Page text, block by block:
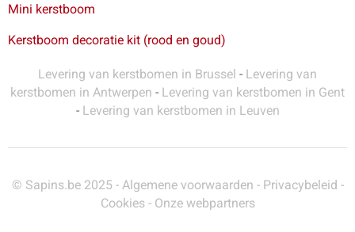
Mini kerstboom
Kerstboom decoratie kit (rood en goud)
Levering van kerstbomen in Brussel - Levering van
kerstbomen in Antwerpen - Levering van kerstbomen in Gent
- Levering van kerstbomen in Leuven
© Sapins.be 2025 - Algemene voorwaarden - Privacybeleid -
Cookies- Onze webpartners